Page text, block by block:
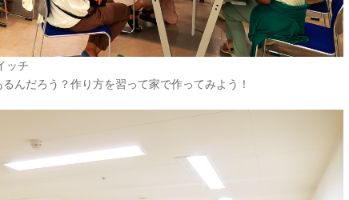
ッチ
んだろう？作り方を習って家で作ってみよう！